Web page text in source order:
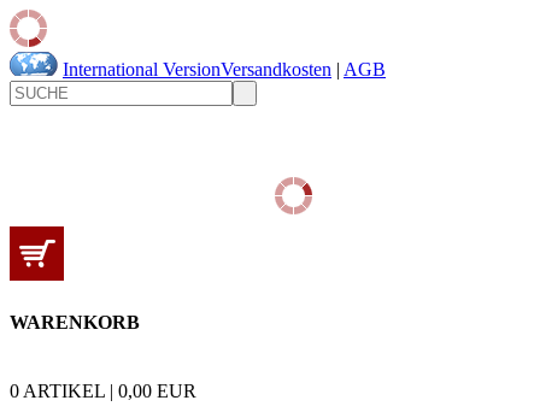
International VersionVersandkosten | AGB
WARENKORB
0 ARTIKEL | 0,00 EUR